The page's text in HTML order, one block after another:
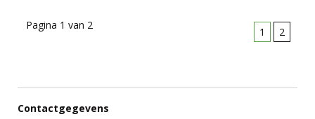
Pagina 1 van 2
1 2
Contactgegevens